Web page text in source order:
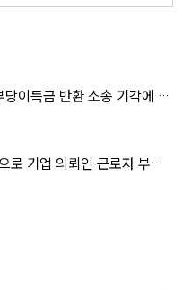
청주법률상담 승소 사례 | 원고의 부당이득금 반환 소송 기각에 성공한 사례
창원법률상담 사례 | 창원법률상담으로 기업 의뢰인 근로자 부당해고 구제신청 기각 성공